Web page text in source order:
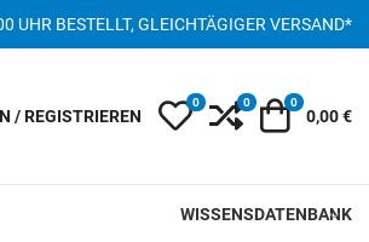
BESTELLT, GLEICHTÄGIGER VERSAND*
/ REGISTRIEREN My Wishlist
0 Compare
0 0
0,00 €
WISSENSDATENBANK